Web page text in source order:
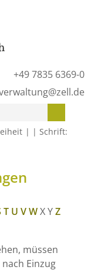
+49 7835 6369-0
Schrift:
T U VWXYZ
müssen
Einzug